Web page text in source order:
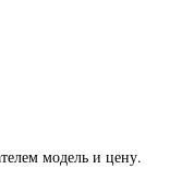
модель и цену.